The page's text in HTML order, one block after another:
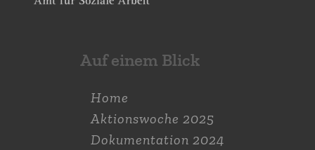
Auf einem Blick
Home
Aktions­woche 2025
Dokumen­tation 2024